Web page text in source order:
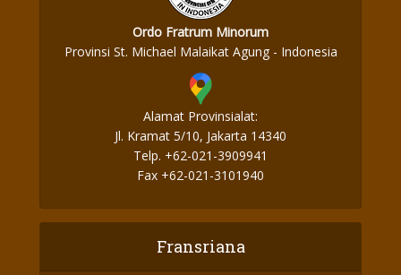
Ordo Fratrum Minorum
Provinsi St. Michael Malaikat Agung - Indonesia
Alamat Provinsialat:
Jl. Kramat 5/10, Jakarta 14340
Telp. +62-021-3909941
Fax +62-021-3101940
Fransriana